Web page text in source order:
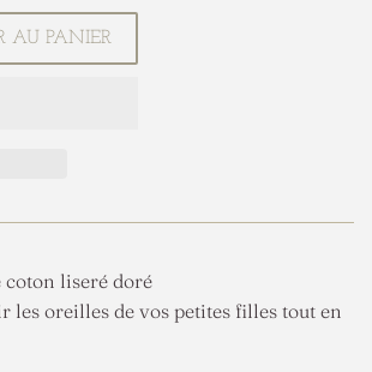
AU PANIER
coton liseré doré
les oreilles de vos petites filles tout en